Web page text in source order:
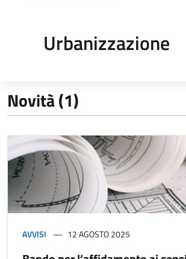
Urbanizzazione
Novità (1)
AVVISI 12 AGOSTO 2025